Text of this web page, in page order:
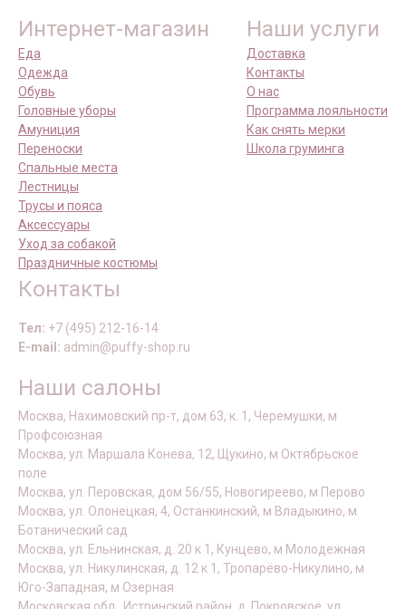
Интернет-магазин
Еда
Одежда
Обувь
Головные уборы
Амуниция
Переноски
Спальные места
Лестницы
Трусы и пояса
Аксессуары
Уход за собакой
Праздничные костюмы
Наши услуги
Доставка
Контакты
О нас
Программа лояльности
Как снять мерки
Школа груминга
Контакты
Тел: +7 (495) 212-16-14
E-mail: admin@puffy-shop.ru
Наши салоны
Москва, Нахимовский пр-т, дом 63, к. 1, Черемушки, м
Профсоюзная
Москва, ул. Маршала Конева, 12, Щукино, м Октябрьское
поле
Москва, ул. Перовская, дом 56/55, Новогиреево, м Перово
Москва, ул. Олонецкая, 4, Останкинский, м Владыкино, м
Ботанический сад
Москва, ул. Ельнинская, д. 20 к 1, Кунцево, м Молодежная
Москва, ул. Никулинская, д. 12 к 1, Тропарёво-Никулино, м
Юго-Западная, м Озерная